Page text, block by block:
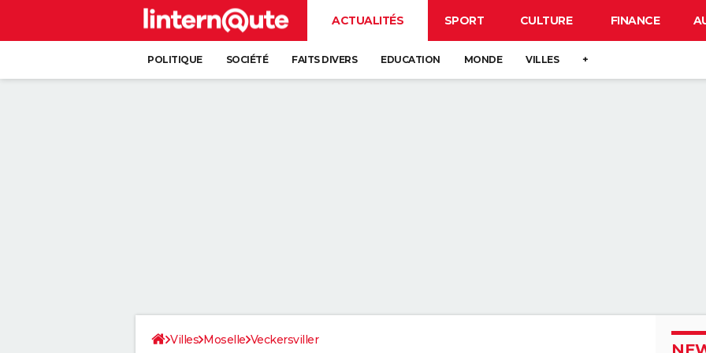
ACTUALITÉS SPORT CULTURE FINANCE
POLITIQUE SOCIÉTÉ FAITS DIVERS EDUCATION MONDE VILLES +
Villes Moselle Veckersviller